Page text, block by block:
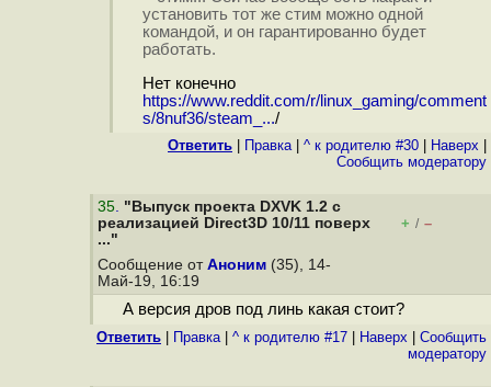
установить тот же стим можно одной
командой, и он гарантированно будет
работать.
Нет конечно
https://www.reddit.com/r/linux_gaming/comment
s/8nuf36/steam_.../
Ответить Правка| ^ к родителю #30 Наверх
Cообщить модератору
35. "Выпуск проекта DXVK 1.2 с
реализацией Direct3D 10/11 поверх
..."
+ / –
Сообщение от Аноним (35), 14-
Май-19, 16:19
А версия дров под линь какая стоит?
Ответить Правка| ^ к родителю #17 Наверх
Cообщить
модератору